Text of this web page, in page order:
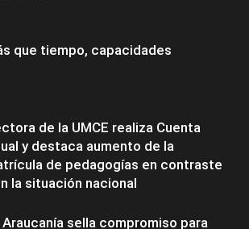
que tiempo, capacidades
de la UMCE realiza Cuenta
y destaca aumento de la
de pedagogías en contraste
la situación nacional
Araucanía sella compromiso para